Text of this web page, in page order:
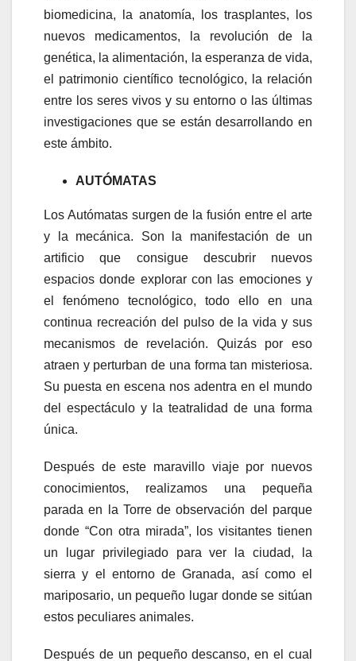
biomedicina, la anatomía, los trasplantes, los
nuevos medicamentos, la revolución de la
genética, la alimentación, la esperanza de vida,
el patrimonio científico tecnológico, la relación
entre los seres vivos y su entorno o las últimas
investigaciones que se están desarrollando en
este ámbito.
AUTÓMATAS
Los Autómatas surgen de la fusión entre el arte
y la mecánica. Son la manifestación de un
artificio que consigue descubrir nuevos
espacios donde explorar con las emociones y
el fenómeno tecnológico, todo ello en una
continua recreación del pulso de la vida y sus
mecanismos de revelación. Quizás por eso
atraen y perturban de una forma tan misteriosa.
Su puesta en escena nos adentra en el mundo
del espectáculo y la teatralidad de una forma
única.
Después de este maravillo viaje por nuevos
conocimientos, realizamos una pequeña
parada en la Torre de observación del parque
donde “Con otra mirada”, los visitantes tienen
un lugar privilegiado para ver la ciudad, la
sierra y el entorno de Granada, así como el
mariposario, un pequeño lugar donde se sitúan
estos peculiares animales.
Después de un pequeño descanso, en el cual